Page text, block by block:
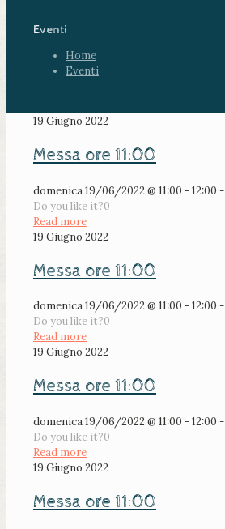
Eventi
Home
Eventi
19 Giugno 2022
Messa ore 11:00
domenica 19/06/2022 @ 11:00 - 12:00 -
Do you like it?0
Read more
19 Giugno 2022
Messa ore 11:00
domenica 19/06/2022 @ 11:00 - 12:00 -
Do you like it?0
Read more
19 Giugno 2022
Messa ore 11:00
domenica 19/06/2022 @ 11:00 - 12:00 -
Do you like it?0
Read more
19 Giugno 2022
Messa ore 11:00